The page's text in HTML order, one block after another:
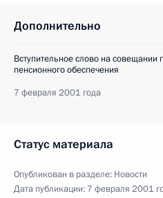
Дополнительно
Вступительное слово на
пенсионного обеспечения
7 февраля 2001 года
Статус материала
Опубликован в разделе: Новости
Дата публикации: 7 февраля 2001